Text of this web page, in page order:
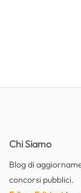
Chi Siamo
Blog di
concorsi pubblici.